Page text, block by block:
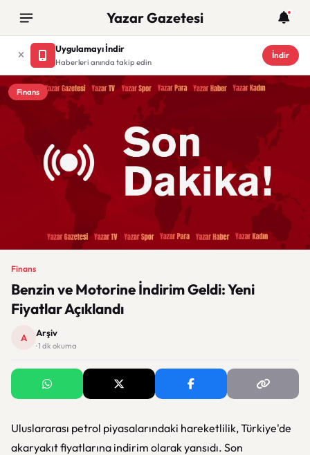
Yazar Gazetesi
Uygulamayı İndir
Haberleri anında takip edin
İndir
Finans
Finans
Benzin ve Motorine İndirim Geldi: Yeni
Fiyatlar Açıklandı
A Arşiv
· 1 dk okuma
Uluslararası petrol piyasalarındaki hareketlilik, Türkiye'de
akaryakıt fiyatlarına indirim olarak yansıdı. Son